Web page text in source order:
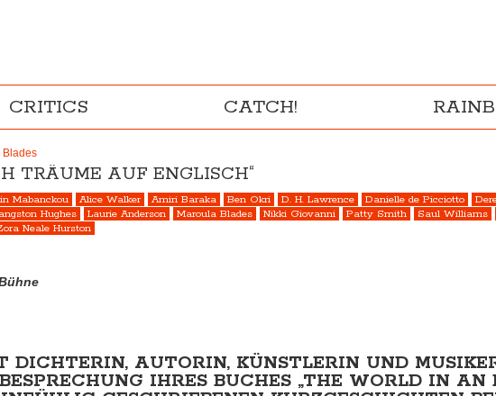
CRITICS CATCH!
Blades
TRÄUME AUF ENGLISCH“
Mabanckou Alice Walker Amiri Baraka Ben Okri D. H. Lawrence Danielle de Picciotto
Hughes Laurie Anderson Maroula Blades Nikki Giovanni Patty Smith Saul Williams
Neale Hurston
DICHTERIN, AUTORIN, KÜNSTLERIN UND
IHRES BUCHES „THE WORLD IN AN